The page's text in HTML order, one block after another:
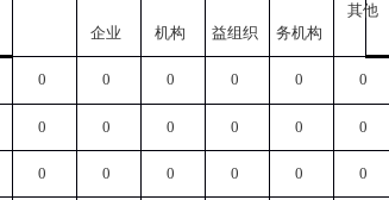
企业 机构 益组织 务机构
其他
0 0 0 0 0 0
0 0 0 0 0 0
0 0 0 0 0 0